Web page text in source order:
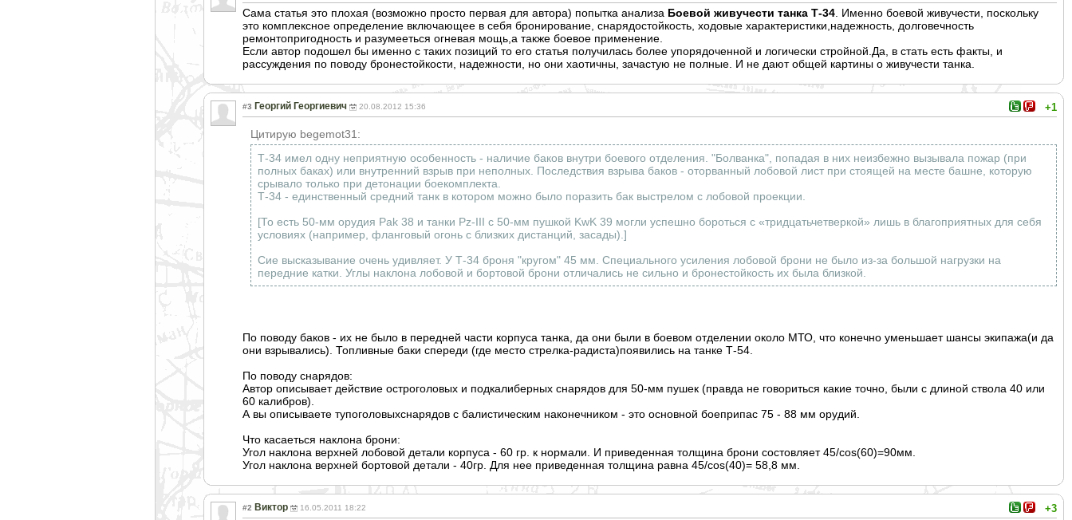
Сама статья это плохая (возможно просто первая для автора) попытка анализа Боевой живучести танка Т-34 . Именно боевой живучести, поскольку
это комплексное определение включающее в себя бронирование, снарядостойкость, ходовые характеристики, надежность, долговечность
ремонтопригодность и разумееться огневая мощь,а также боевое применение.
Если автор подошел бы именно с таких позиций то его статья получилась более упорядоченной и логически стройной.Да, в стать есть факты, и
рассуждения по поводу бронестойкости, надежности, но они хаотичны, зачастую не полные. И не дают общей картины о живучести танка.
+1
#3 Георгий Георгиевич 20.08.2012 15:36
Цитирую begemot31:
Т-34 имел одну неприятную особенность - наличие баков внутри боевого отделения. "Болванка", попадая в них неизбежно вызывала пожар (при
полных баках) или внутренний взрыв при неполных. Последствия взрыва баков - оторванный лобовой лист при стоящей на месте башне, которую
срывало только при детонации боекомплекта.
Т-34 - единственный средний танк в котором можно было поразить бак выстрелом с лобовой проекции.
[То есть 50-мм орудия Pak 38 и танки Pz-III с 50-мм пушкой KwK 39 могли успешно бороться с «тридцатьчетверкой» лишь в благоприятных для себя
условиях (например, фланговый огонь с близких дистанций, засады).]
Сие высказывание очень удивляет. У Т-34 броня "кругом" 45 мм. Специального усиления лобовой брони не было из-за большой нагрузки на
передние катки. Углы наклона лобовой и бортовой брони отличались не сильно и бронестойкость их была близкой.
По поводу баков - их не было в передней части корпуса танка, да они были в боевом отделении около МТО, что конечно уменьшает шансы экипажа(и да
они взрывались). Топливные баки спереди (где место стрелка-радиста)появились на танке Т-54.
По поводу снарядов:
Автор описывает действие остроголовых и подкалиберных снарядов для 50-мм пушек (правда не говориться какие точно, были с длиной ствола 40 или
60 калибров).
А вы описываете тупоголовыхснарядов с балистическим наконечником - это основной боеприпас 75 - 88 мм орудий.
Что касаеться наклона брони:
Угол наклона верхней лобовой детали корпуса - 60 гр. к нормали. И приведенная толщина брони состовляет 45/сos(60)=90мм.
Угол наклона верхней бортовой детали - 40гр. Для нее приведенная толщина равна 45/cos(40)= 58,8 мм.
+3
#2 Виктор 16.05.2011 18:22